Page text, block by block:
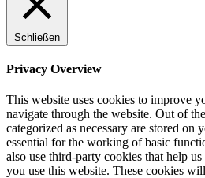
Schließen
Privacy Overview
This website uses cookies to improve
navigate through the website. Out of
categorized as necessary are stored on
essential for the working of basic
also use third-party cookies that help
you use this website. These cookies